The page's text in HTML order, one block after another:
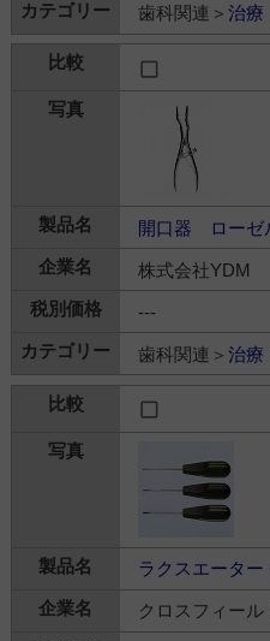
歯科関連＞ 治療
開口器 ローゼ
株式会社YDM
---
歯科関連＞ 治療
ラクスエーター
クロスフィール